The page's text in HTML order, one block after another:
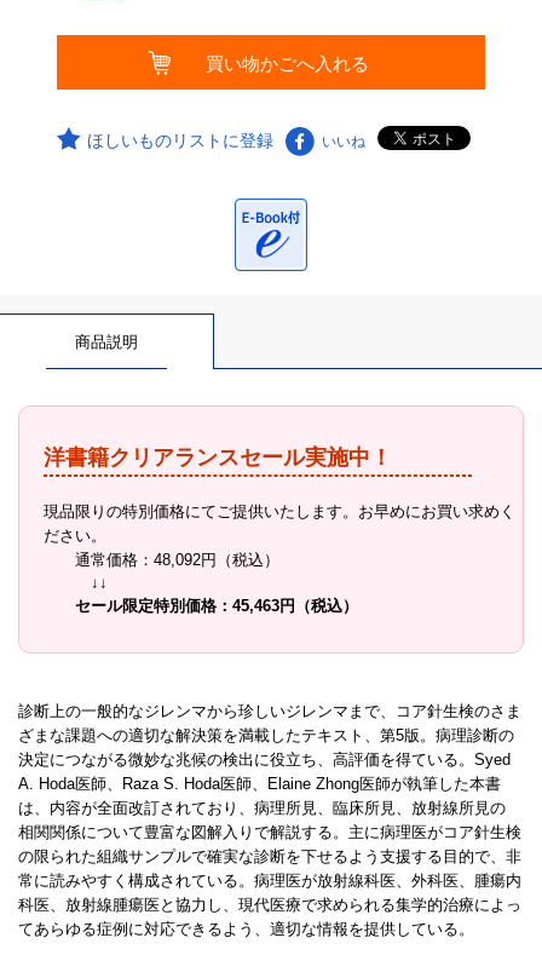
ほしいものリストに登録 いいね
商品説明
洋書籍クリアランスセール実施中！
現品限りの特別価格にてご提供いたします。お早めにお買い求めく
ださい。
通常価格：48,092円（税込）
↓↓
セール限定特別価格：45,463円（税込）
診断上の一般的なジレンマから珍しいジレンマまで、コア針生検のさま
ざまな課題への適切な解決策を満載したテキスト、第5版。病理診断の
決定につながる微妙な兆候の検出に役立ち、高評価を得ている。Syed
A. Hoda医師、Raza S. Hoda医師、Elaine Zhong医師が執筆した本書
は、内容が全面改訂されており、病理所見、臨床所見、放射線所見の
相関関係について豊富な図解入りで解説する。主に病理医がコア針生検
の限られた組織サンプルで確実な診断を下せるよう支援する目的で、非
常に読みやすく構成されている。病理医が放射線科医、外科医、腫瘍内
科医、放射線腫瘍医と協力し、現代医療で求められる集学的治療によっ
てあらゆる症例に対応できるよう、適切な情報を提供している。